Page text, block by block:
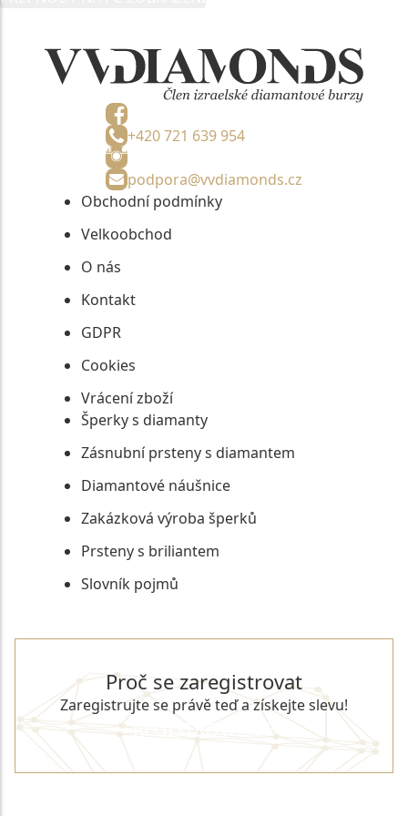
+420 721 639 954
podpora@vvdiamonds.cz
Obchodní podmínky
Velkoobchod
O nás
Kontakt
GDPR
Cookies
Vrácení zboží
Šperky s diamanty
Zásnubní prsteny s diamantem
Diamantové náušnice
Zakázková výroba šperků
Prsteny s briliantem
Slovník pojmů
Proč se zaregistrovat
Zaregistrujte se právě teď a získejte slevu!
REGISTROVAT SE